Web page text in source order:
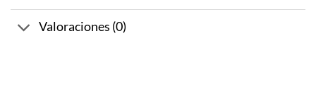
Valoraciones (0)